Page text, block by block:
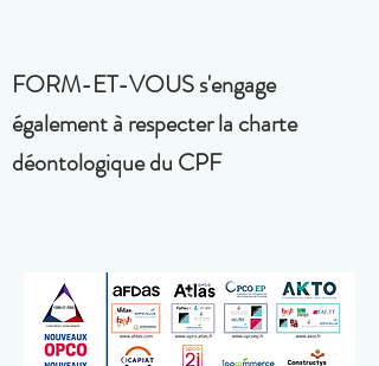
FORM-ET-VOUS s'engage
également à respecter la charte
déontologique du CPF